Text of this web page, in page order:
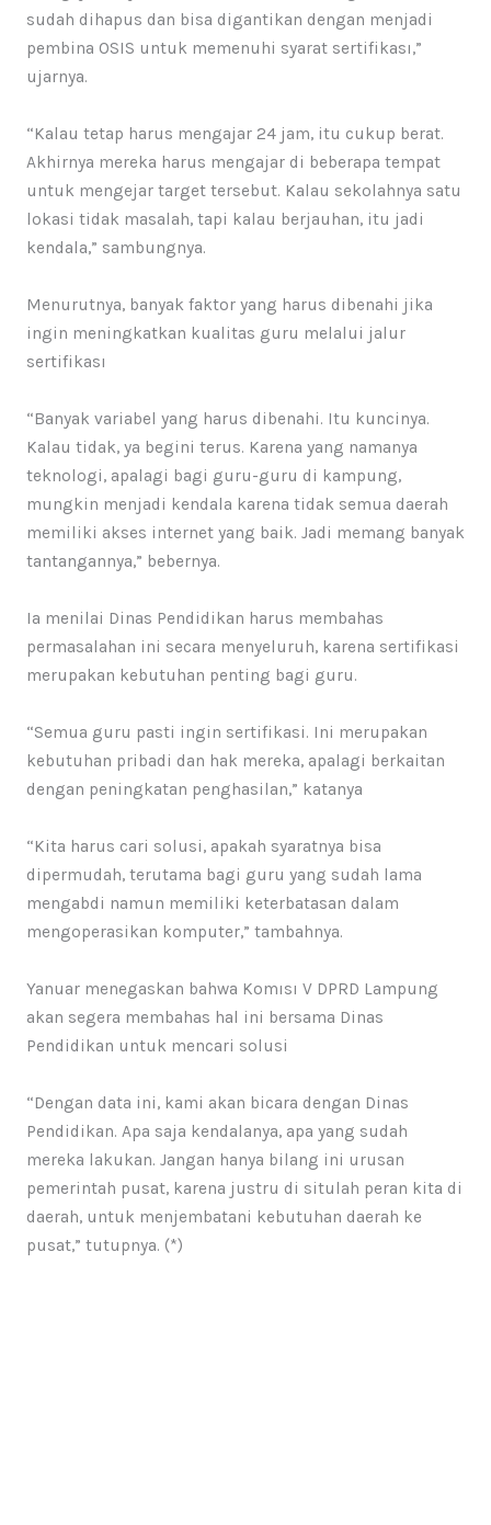
sudah dihapus dan bisa digantikan dengan menjadi
pembina OSIS untuk memenuhi syarat sertifikası,”
ujarnya.
“Kalau tetap harus mengajar 24 jam, itu cukup berat.
Akhirnya mereka harus mengajar di beberapa tempat
untuk mengejar target tersebut. Kalau sekolahnya satu
lokasi tidak masalah, tapi kalau berjauhan, itu jadi
kendala,” sambungnya.
Menurutnya, banyak faktor yang harus dibenahi jika
ingin meningkatkan kualitas guru melalui jalur
sertifikası
“Banyak variabel yang harus dibenahi. Itu kuncinya.
Kalau tidak, ya begini terus. Karena yang namanya
teknologi, apalagi bagi guru-guru di kampung,
mungkin menjadi kendala karena tidak semua daerah
memiliki akses internet yang baik. Jadi memang banyak
tantangannya,” bebernya.
Ia menilai Dinas Pendidikan harus membahas
permasalahan ini secara menyeluruh, karena sertifikasi
merupakan kebutuhan penting bagi guru.
“Semua guru pasti ingin sertifikasi. Ini merupakan
kebutuhan pribadi dan hak mereka, apalagi berkaitan
dengan peningkatan penghasilan,” katanya
“Kita harus cari solusi, apakah syaratnya bisa
dipermudah, terutama bagi guru yang sudah lama
mengabdi namun memiliki keterbatasan dalam
mengoperasikan komputer,” tambahnya.
Yanuar menegaskan bahwa Komısı V DPRD Lampung
akan segera membahas hal ini bersama Dinas
Pendidikan untuk mencari solusi
“Dengan data ini, kami akan bicara dengan Dinas
Pendidikan. Apa saja kendalanya, apa yang sudah
mereka lakukan. Jangan hanya bilang ini urusan
pemerintah pusat, karena justru di situlah peran kita di
daerah, untuk menjembatani kebutuhan daerah ke
pusat,” tutupnya. (*)